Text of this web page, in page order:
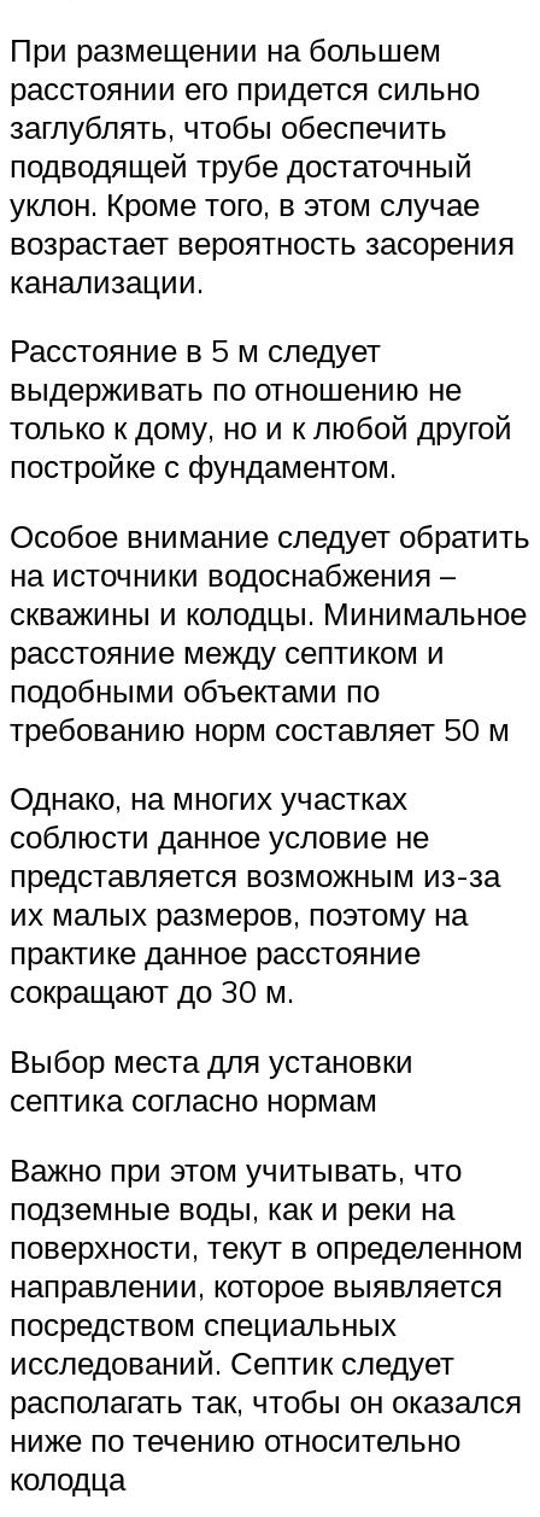
При размещении на большем
расстоянии его придется сильно
заглублять, чтобы обеспечить
подводящей трубе достаточный
уклон. Кроме того, в этом случае
возрастает вероятность засорения
канализации.
Расстояние в 5 м следует
выдерживать по отношению не
только к дому, но и к любой другой
постройке с фундаментом.
Особое внимание следует обратить
на источники водоснабжения –
скважины и колодцы. Минимальное
расстояние между септиком и
подобными объектами по
требованию норм составляет 50 м
Однако, на многих участках
соблюсти данное условие не
представляется возможным из-за
их малых размеров, поэтому на
практике данное расстояние
сокращают до 30 м.
Выбор места для установки
септика согласно нормам
Важно при этом учитывать, что
подземные воды, как и реки на
поверхности, текут в определенном
направлении, которое выявляется
посредством специальных
исследований. Септик следует
располагать так, чтобы он оказался
ниже по течению относительно
колодца